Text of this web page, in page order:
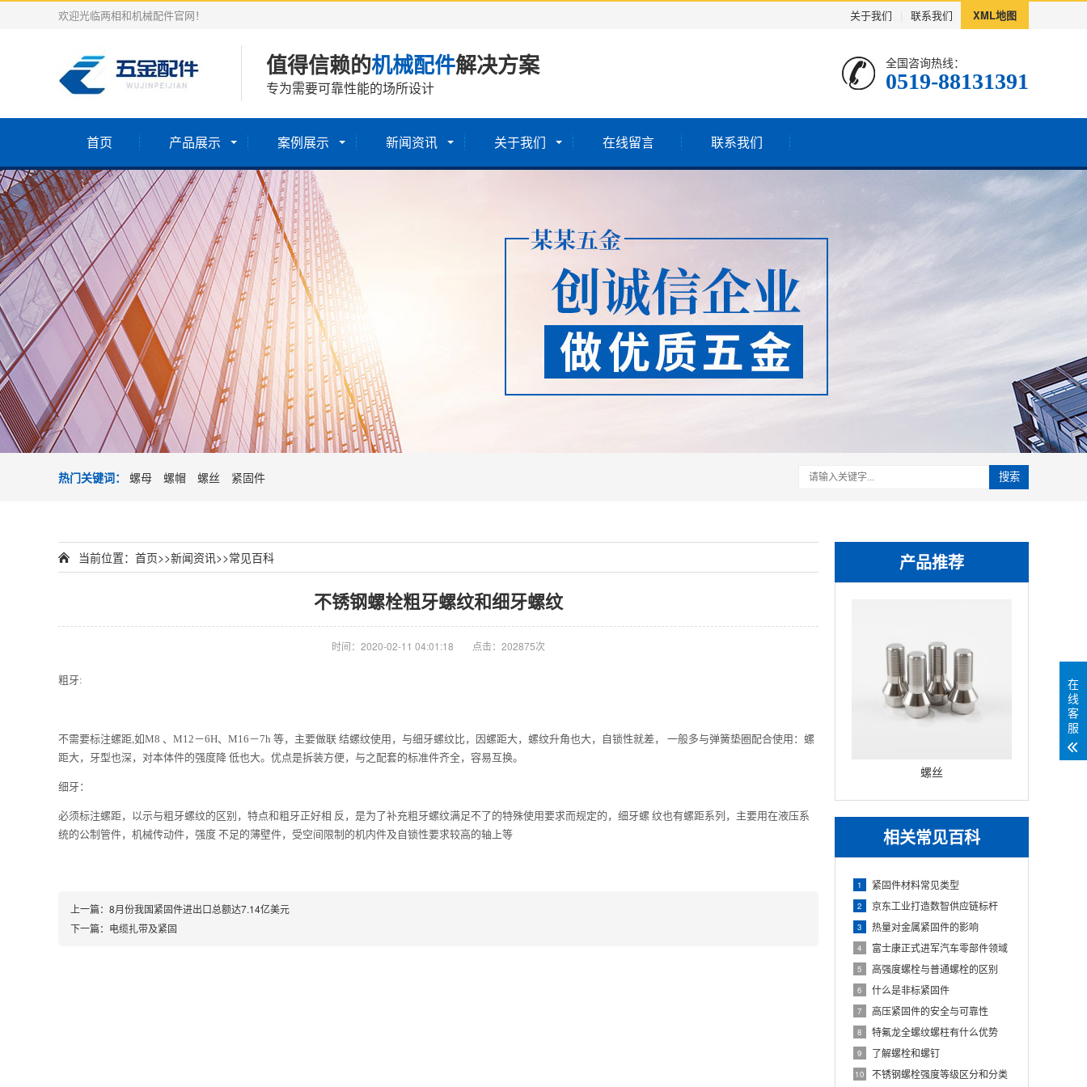
关于我们 联系我们 XML地图
欢迎光临两相和机械配件官网！
值得信赖的机械配件解决方案
专为需要可靠性能的场所设计
全国咨询热线：
0519-88131391
首页 产品展示 案例展示 新闻资讯 关于我们 在线留言 联系我们
热门关键词： 螺母 螺帽 螺丝 紧固件 搜索
产品推荐
螺丝
相关常见百科
1 紧固件材料​常见类型
2 京东工业打造数智供应链标杆
3 热量对金属紧固件的影响
4 富士康正式进军汽车零部件领域
5 高强度螺栓与普通螺栓的区别
6 什么是非标紧固件
7 高压紧固件的安全与可靠性
8 特氟龙全螺纹螺柱有什么优势
9 了解螺栓和螺钉
10 不锈钢螺栓强度等级区分和分类
当前位置： 首页>>新闻资讯>>常见百科
不锈钢螺栓粗牙螺纹和细牙螺纹
时间：2020-02-11 04:01:18 点击：202875次
粗牙:
不需要标注螺距,如M8 、M12－6H、M16－7h 等，主要做联 结螺纹使用，与细牙螺纹比，因螺距大，螺纹升角也大，自锁性就差， 一般多与弹簧垫圈配合使用：螺
距大，牙型也深，对本体件的强度降 低也大。优点是拆装方便，与之配套的标准件齐全，容易互换。
细牙：
必须标注螺距，以示与粗牙螺纹的区别，特点和粗牙正好相 反，是为了补充粗牙螺纹满足不了的特殊使用要求而规定的，细牙螺 纹也有螺距系列，主要用在液压系
统的公制管件，机械传动件，强度 不足的薄壁件，受空间限制的机内件及自锁性要求较高的轴上等
上一篇： 8月份我国紧固件进出口总额达7.14亿美元
下一篇： 电缆扎带及紧固
在
线
客
服